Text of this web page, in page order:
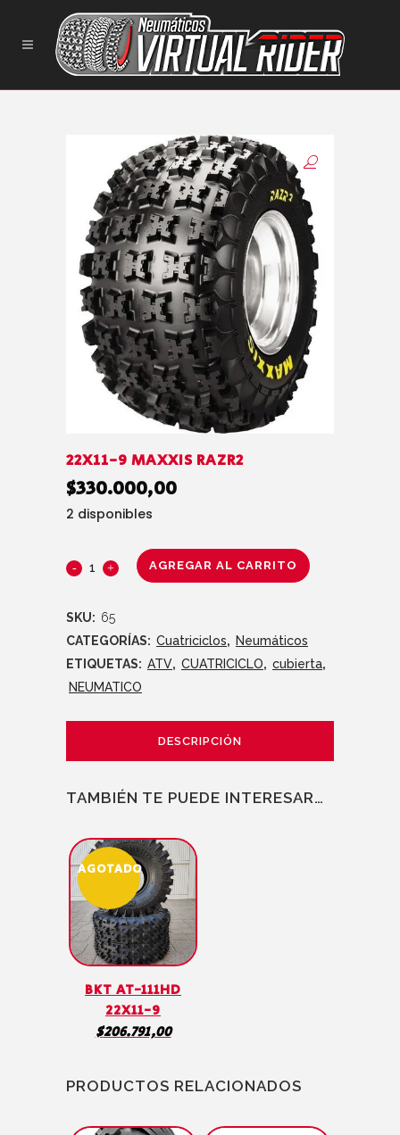
22X11-9 MAXXIS RAZR2
$330.000,00
2 disponibles
AGREGAR AL CARRITO
SKU: 65
CATEGORÍAS: Cuatriciclos, Neumáticos
ETIQUETAS: ATV, CUATRICICLO, cubierta,
NEUMATICO
DESCRIPCIÓN
TAMBIÉN TE PUEDE INTERESAR…
AGOTADO
BKT AT-111HD
22X11-9
$206.791,00
PRODUCTOS RELACIONADOS